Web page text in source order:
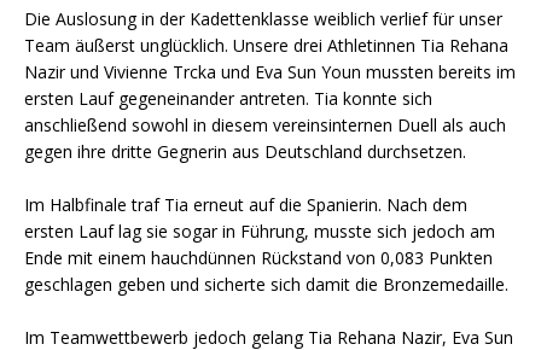
Die Auslosung in der Kadettenklasse weiblich verlief für unser
Team äußerst unglücklich. Unsere drei Athletinnen Tia Rehana
Nazir und Vivienne Trcka und Eva Sun Youn mussten bereits im
ersten Lauf gegeneinander antreten. Tia konnte sich
anschließend sowohl in diesem vereinsinternen Duell als auch
gegen ihre dritte Gegnerin aus Deutschland durchsetzen.
Im Halbfinale traf Tia erneut auf die Spanierin. Nach dem
ersten Lauf lag sie sogar in Führung, musste sich jedoch am
Ende mit einem hauchdünnen Rückstand von 0,083 Punkten
geschlagen geben und sicherte sich damit die Bronzemedaille.
Im Teamwettbewerb jedoch gelang Tia Rehana Nazir, Eva Sun